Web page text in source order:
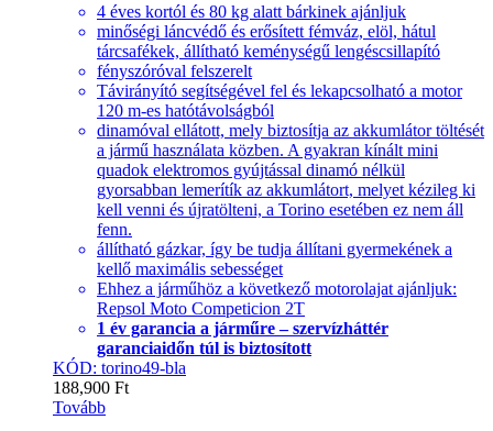
4 éves kortól és 80 kg alatt bárkinek ajánljuk
minőségi láncvédő és erősített fémváz, elöl, hátul
tárcsafékek, állítható keménységű lengéscsillapító
fényszóróval felszerelt
Távirányító segítségével fel és lekapcsolható a motor
120 m-es hatótávolságból
dinamóval ellátott, mely biztosítja az akkumlátor töltését
a jármű használata közben. A gyakran kínált mini
quadok elektromos gyújtással dinamó nélkül
gyorsabban lemerítík az akkumlátort, melyet kézileg ki
kell venni és újratölteni, a Torino esetében ez nem áll
fenn.
állítható gázkar, így be tudja állítani gyermekének a
kellő maximális sebességet
Ehhez a járműhöz a következő motorolajat ajánljuk:
Repsol Moto Competicion 2T
1 év garancia a járműre – szervízháttér
garanciaidőn túl is biztosított
KÓD: torino49-bla
188,900 Ft
Tovább